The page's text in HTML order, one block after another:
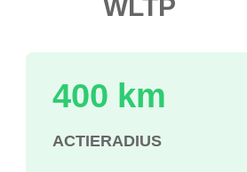
400 km
ACTIERADIUS